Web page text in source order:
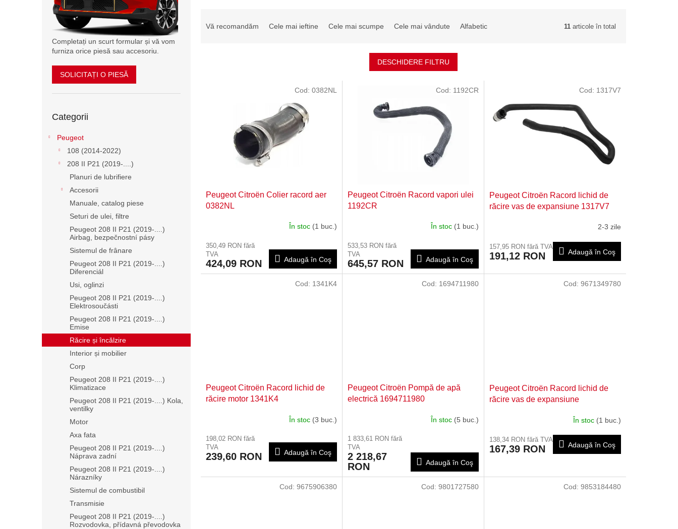
Completați un scurt formular și vă vom
furniza orice piesă sau accesoriu.
SOLICITAȚI O PIESĂ
peste
Categorii
Peugeot
108 (2014-2022)
208 II P21 (2019-....)
Planuri de lubrifiere
Accesorii
Manuale, catalog piese
Seturi de ulei, filtre
Peugeot 208 II P21 (2019-....)
Airbag, bezpečnostní pásy
Sistemul de frânare
Peugeot 208 II P21 (2019-....)
Diferenciál
Usi, oglinzi
Peugeot 208 II P21 (2019-....)
Elektrosoučásti
Peugeot 208 II P21 (2019-....)
Emise
Răcire și încălzire
Interior și mobilier
Corp
Peugeot 208 II P21 (2019-....)
Klimatizace
Peugeot 208 II P21 (2019-....) Kola,
ventilky
Motor
Axa fata
Peugeot 208 II P21 (2019-....)
Náprava zadní
Peugeot 208 II P21 (2019-....)
Nárazníky
Sistemul de combustibil
Transmisie
Peugeot 208 II P21 (2019-....)
Rozvodovka, přídavná převodovka
Vă recomandăm Cele mai ieftine Cele mai scumpe Cele mai vândute Alfabetic 11 articole în total
DESCHIDERE FILTRU
Peugeot Citroën Colier racord aer
0382NL
În stoc (1 buc.)
350,49 RON fără
TVA
424,09 RON Adaugă în Coş
Cod: 0382NL
Peugeot Citroën Racord vapori ulei
1192CR
În stoc (1 buc.)
533,53 RON fără
TVA
645,57 RON Adaugă în Coş
Cod: 1192CR
Peugeot Citroën Racord lichid de
răcire vas de expansiune 1317V7
2-3 zile
157,95 RON fără TVA
191,12 RON Adaugă în Coş
Cod: 1317V7
Peugeot Citroën Racord lichid de
răcire motor 1341K4
În stoc (3 buc.)
198,02 RON fără
TVA
239,60 RON Adaugă în Coş
Cod: 1341K4
Peugeot Citroën Pompă de apă
electrică 1694711980
În stoc (5 buc.)
1 833,61 RON fără
TVA
2 218,67
RON
Adaugă în Coş
Cod: 1694711980
Peugeot Citroën Racord lichid de
răcire vas de expansiune
În stoc (1 buc.)
138,34 RON fără TVA
167,39 RON Adaugă în Coş
Cod: 9671349780
Cod: 9675906380 Cod: 9801727580 Cod: 9853184480